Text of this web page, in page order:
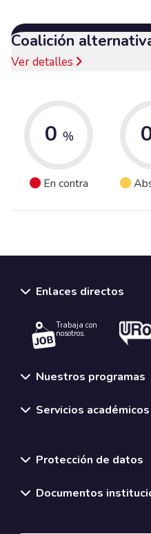
Coalición
Ver detalles
0 %
En contra
Enlaces directos
Trabaja con
nosotros.
Nuestros programas
Servicios académicos
Protección de datos
Documentos